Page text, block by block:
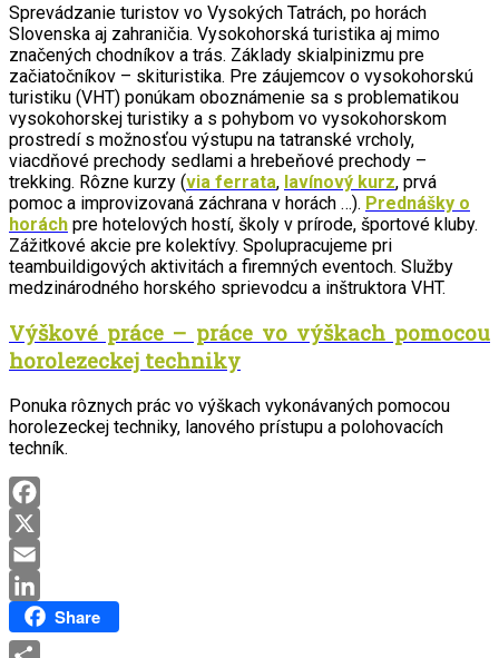
Sprevádzanie turistov vo Vysokých Tatrách, po horách
Slovenska aj zahraničia. Vysokohorská turistika aj mimo
značených chodníkov a trás. Základy skialpinizmu pre
začiatočníkov – skituristika. Pre záujemcov o vysokohorskú
turistiku (VHT) ponúkam oboznámenie sa s problematikou
vysokohorskej turistiky a s pohybom vo vysokohorskom
prostredí s možnosťou výstupu na tatranské vrcholy,
viacdňové prechody sedlami a hrebeňové prechody –
trekking. Rôzne kurzy (via ferrata, lavínový kurz, prvá
pomoc a improvizovaná záchrana v horách …). Prednášky o
horách pre hotelových hostí, školy v prírode, športové kluby.
Zážitkové akcie pre kolektívy. Spolupracujeme pri
teambuildigových aktivitách a firemných eventoch. Služby
medzinárodného horského sprievodcu a inštruktora VHT.
Výškové práce – práce vo výškach pomocou
horolezeckej techniky
Ponuka rôznych prác vo výškach vykonávaných pomocou
horolezeckej techniky, lanového prístupu a polohovacích
techník.
Facebook
X
Email
LinkedInShare